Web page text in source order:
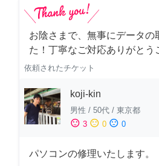
お陰さまで、無事にデータの
た！丁寧なご対応ありがとう
依頼されたチケット
koji-kin
男性 / 50代 / 東京都
sentiment_satisfied 3 sentiment_neutral 0 sentiment_dissatisfied 0
パソコンの修理いたします。